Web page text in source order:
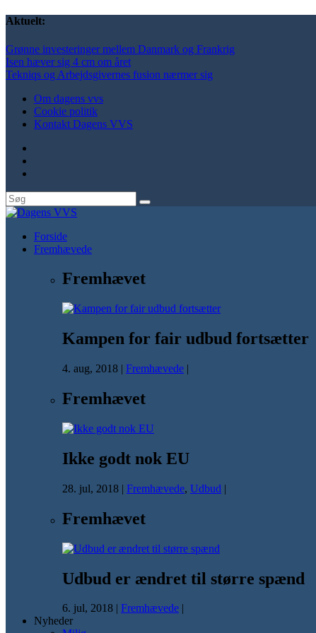
Aktuelt:
Grønne investeringer mellem Danmark og Frankrig
Isen hæver sig 4 cm om året
Tekniqs og Arbejdsgivernes fusion nærmer sig
Om dagens vvs
Cookie politik
Kontakt Dagens VVS
Forside
Fremhævede
Fremhævet
Kampen for fair udbud fortsætter
4. aug, 2018 | Fremhævede |
Fremhævet
Ikke godt nok EU
28. jul, 2018 | Fremhævede, Udbud |
Fremhævet
Udbud er ændret til større spænd
6. jul, 2018 | Fremhævede |
Nyheder